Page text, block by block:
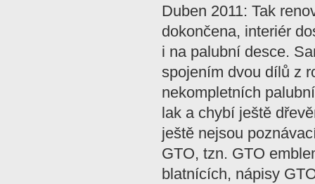
Duben 2011: Tak
dokončena, interiér
i na palubní desce.
spojením dvou dílů z
nekompletních
lak a chybí ještě
ještě nejsou
GTO, tzn. GTO
blatnících, nápisy